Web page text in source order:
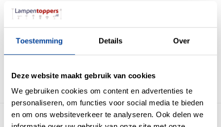
Toestemming Details Over
Deze website maakt gebruik van cookies
We gebruiken cookies om content en advertenties te
personaliseren, om functies voor social media te bieden
en om ons websiteverkeer te analyseren. Ook delen we
Lichtsterkte
IP waarde
Incl. Snoer & Stekker
Meer producten uit deze serie